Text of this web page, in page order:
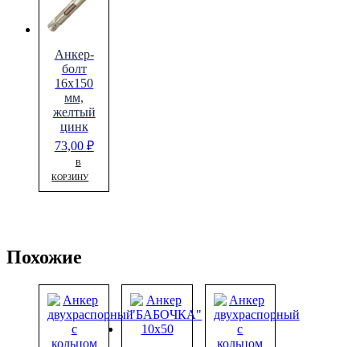
Анкер-
болт
16х150
мм,
желтый
цинк
73,00 ₽
В
КОРЗИНУ
Похожие